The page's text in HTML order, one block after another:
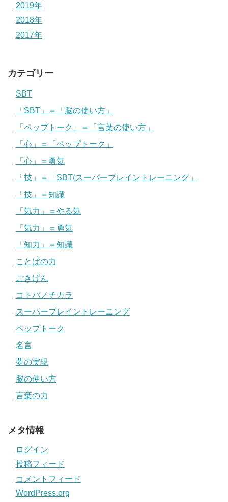
2019年
2018年
2017年
カテゴリー
SBT
「SBT」＝「脳の使い方」
「ペップトーク」＝「言葉の使い方」
「心」＝「ペップトーク」
「心」＝勇気
「技」＝「SBT(スーパーブレイントレーニング」
「技」＝知識
「気力」＝やる気
「気力」＝勇気
「知力」＝知識
ことばの力
ごきげん
コトバノチカラ
スーパーブレイントレーニング
ペップトーク
名言
夢の実現
脳の使い方
言葉の力
メタ情報
ログイン
投稿フィード
コメントフィード
WordPress.org